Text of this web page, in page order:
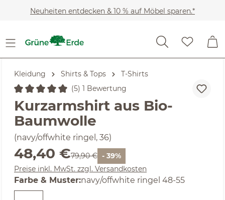
Zum Hauptinhalt springen
Neuheiten entdecken & 10 % auf Möbel sparen.*
Kleidung Shirts & Tops T-Shirts
Durchschnittliche Bewertung von 5 von 5 Sternen
(5) 1 Bewertung
Kurzarmshirt aus Bio-
Baumwolle
(navy/offwhite ringel, 36)
Verkaufspreis:
48,40 €Regulärer Preis:
79,90 € - 39%
Preise inkl. MwSt. zzgl. Versandkosten
Farbe & Musterauswählen
:navy/offwhite ringel 48-55